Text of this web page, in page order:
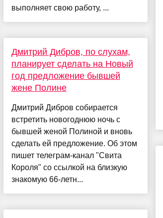
выполняет свою работу, ...
Дмитрий Дибров, по слухам,
планирует сделать на Новый
год предложение бывшей
жене Полине
Дмитрий Дибров собирается
встретить новогоднюю ночь с
бывшей женой Полиной и вновь
сделать ей предложение. Об этом
пишет телеграм-канал "Свита
Короля" со ссылкой на близкую
знакомую 66-летн...